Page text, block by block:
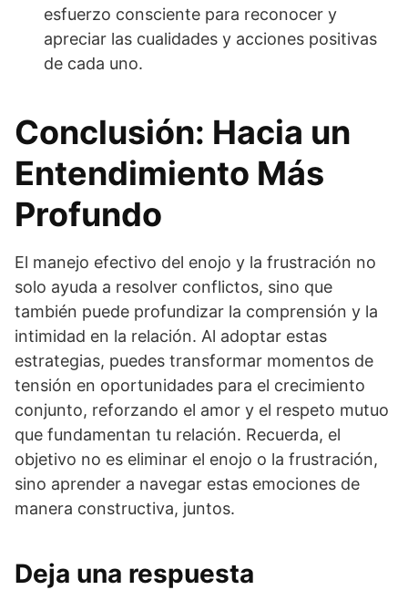
esfuerzo consciente para reconocer y
apreciar las cualidades y acciones positivas
de cada uno.
Conclusión: Hacia un
Entendimiento Más
Profundo
El manejo efectivo del enojo y la frustración no
solo ayuda a resolver conflictos, sino que
también puede profundizar la comprensión y la
intimidad en la relación. Al adoptar estas
estrategias, puedes transformar momentos de
tensión en oportunidades para el crecimiento
conjunto, reforzando el amor y el respeto mutuo
que fundamentan tu relación. Recuerda, el
objetivo no es eliminar el enojo o la frustración,
sino aprender a navegar estas emociones de
manera constructiva, juntos.
Deja una respuesta